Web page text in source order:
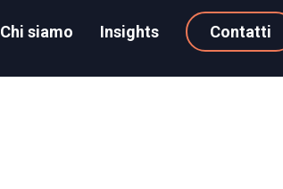
Chi siamo Insights Contatti